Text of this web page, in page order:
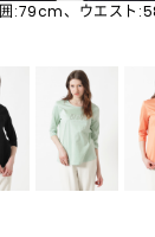
:79cm、ウエスト